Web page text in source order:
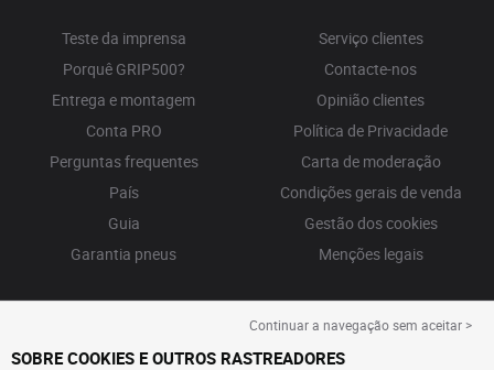
Teste da imprensa
Porquê GRIP500?
Entrega e montagem
Conta PRO
Perguntas frequentes
País
Guia
Garantia pneus
Serviço clientes
Contacte-nos
Opinião clientes
Política de Privacidade
Carta de moderação
Condições gerais de venda
Gestão dos cookies
Menções legais
Continuar a navegação sem aceitar >
SOBRE COOKIES E OUTROS RASTREADORES